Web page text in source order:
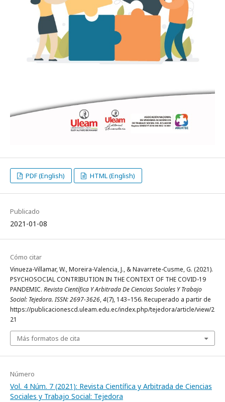
PDF (English) HTML (English)
Publicado
2021-01-08
Cómo citar
Vinueza-Villamar, W., Moreira-Valencia, J., & Navarrete-Cusme, G. (2021).
PSYCHOSOCIAL CONTRIBUTION IN THE CONTEXT OF THE COVID-19
PANDEMIC. Revista Científica Y Arbitrada De Ciencias Sociales Y Trabajo
Social: Tejedora. ISSN: 2697-3626,4(7), 143–156. Recuperado a partir de
https://publicacionescd.uleam.edu.ec/index.php/tejedora/article/view/2
21
Más formatos de cita
Número
Vol. 4 Núm. 7 (2021): Revista Científica y Arbitrada de Ciencias
Sociales y Trabajo Social: Tejedora